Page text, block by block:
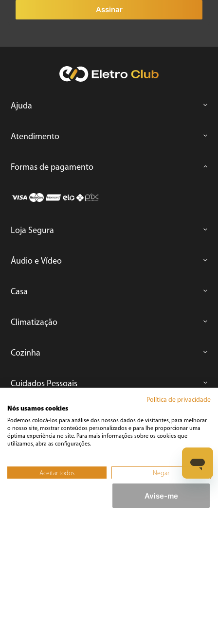
Avise-me
Assinar
Ajuda
Atendimento
Formas de pagamento
Loja Segura
Áudio e Vídeo
Casa
Climatização
Cozinha
Cuidados Pessoais
Ferramentas
Esmerilhadeira
Furadeira
Política de privacidade
Nós usamos cookies
Podemos colocá-los para análise dos nossos dados de visitantes, para melhorar
o nosso site, mostrar conteúdos personalizados e para lhe proporcionar uma
óptima experiência no site. Para mais informações sobre os cookies que
utilizamos, abra as configurações.
Aceitar todos Negar